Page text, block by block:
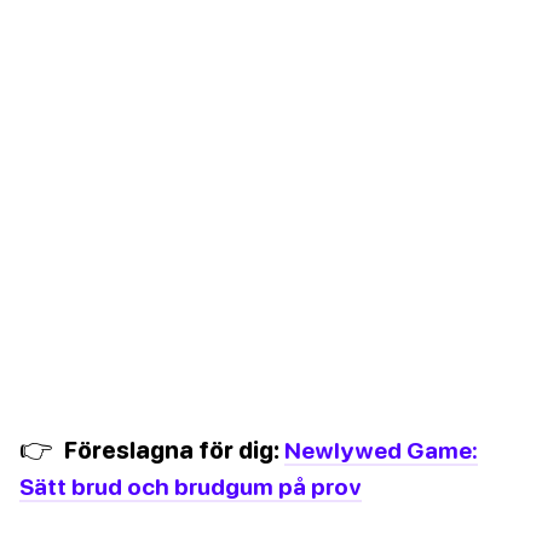
👉 Föreslagna för dig: Newlywed Game:
Sätt brud och brudgum på prov